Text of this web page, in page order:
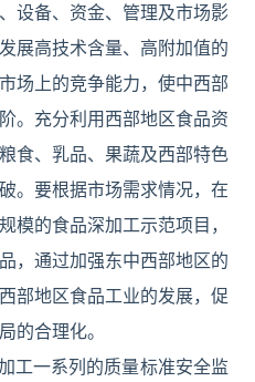
设备、资金、管理及市场影
展高技术含量、高附加值的
场上的竞争能力，使中西部
。充分利用西部地区食品资
食、乳品、果蔬及西部特色
。要根据市场需求情况，在
模的食品深加工示范项目，
，通过加强东中西部地区的
部地区食品工业的发展，促
的合理化。
工一系列的质量标准安全监